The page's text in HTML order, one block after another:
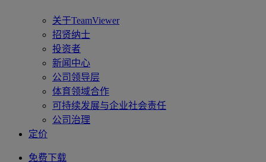
关于TeamViewer
招贤纳士
投资者
新闻中心
公司领导层
体育领域合作
可持续发展与企业社会责任
公司治理
定价
免费下载